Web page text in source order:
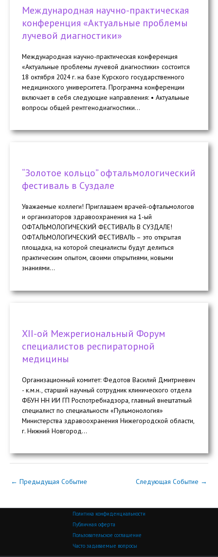
Международная научно-практическая
конференция «Актуальные проблемы
лучевой диагностики»
Международная научно-практическая конференция
«Актуальные проблемы лучевой диагностики» состоится
18 октября 2024 г. на базе Курского государственного
медицинского университета. Программа конференции
включает в себя следующие направления: • Актуальные
вопросы общей рентгенодиагностики...
“Золотое кольцо” офтальмологический
фестиваль в Суздале
Уважаемые коллеги! Приглашаем врачей-офтальмологов
и организаторов здравоохранения на 1-ый
ОФТАЛЬМОЛОГИЧЕСКИЙ ФЕСТИВАЛЬ В СУЗДАЛЕ!
ОФТАЛЬМОЛОГИЧЕСКИЙ ФЕСТИВАЛЬ – это открытая
площадка, на которой специалисты будут делиться
практическим опытом, своими открытиями, новыми
знаниями...
ХII-ой Межрегиональный Форум
специалистов респираторной
медицины
Организационный комитет: Федотов Василий Дмитриевич
- к.м.н., старший научный сотрудник клинического отдела
ФБУН НН ИИ ГП Роспотребнадзора, главный внештатный
специалист по специальности «Пульмонология»
Министерства здравоохранения Нижегородской области,
г. Нижний Новгород...
← Предыдущая Событие Следующая Событие →
Политика конфиденциальности
Публичная оферта
Пользовательское соглашение
Часто задаваемые вопросы